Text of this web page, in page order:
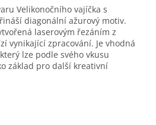
Velikonočního vajíčka s
diagonální ažurový motiv.
laserovým řezáním z
vynikající zpracování. Je vhodná
lze podle svého vkusu
základ pro další kreativní